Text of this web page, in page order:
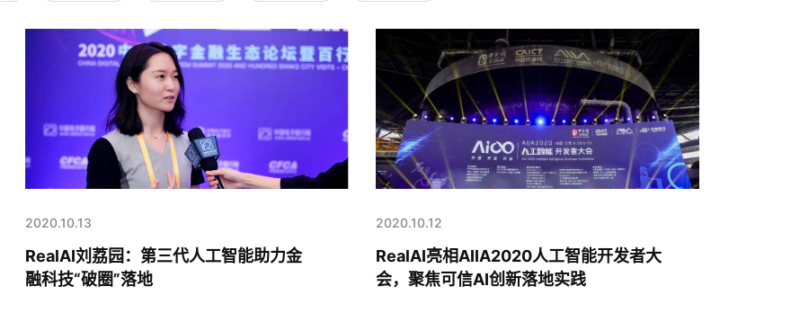
2020.10.13
RealAI刘荔园：第三代人工智能助力金
融科技“破圈”落地
2020.10.12
RealAI亮相AIIA2020人工智能开发者大
会，聚焦可信AI创新落地实践